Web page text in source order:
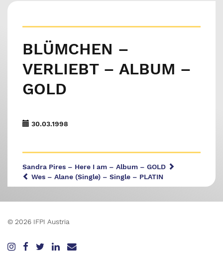
BLÜMCHEN –
VERLIEBT – ALBUM –
GOLD
30.03.1998
Sandra Pires – Here I am – Album – GOLD
Wes – Alane (Single) – Single – PLATIN
© 2026 IFPI Austria